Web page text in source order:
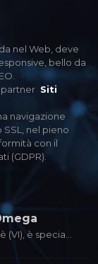
nel Web, deve
bello da
partner Siti
navigazione
nel pieno
con il
(GDPR).
è specia...